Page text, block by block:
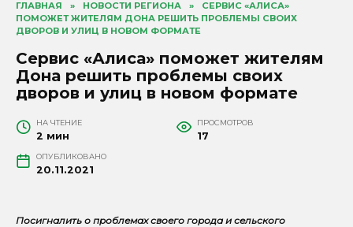
ГЛАВНАЯ » НОВОСТИ РЕГИОНА »
СЕРВИС «АЛИСА»
ПОМОЖЕТ ЖИТЕЛЯМ ДОНА РЕШИТЬ ПРОБЛЕМЫ СВОИХ
ДВОРОВ И УЛИЦ В НОВОМ ФОРМАТЕ
Сервис «Алиса» поможет жителям
Дона решить проблемы своих
дворов и улиц в новом формате
НА ЧТЕНИЕ
2 мин
ПРОСМОТРОВ
17
ОПУБЛИКОВАНО
20.11.2021
Посигналить о проблемах своего города и сельского